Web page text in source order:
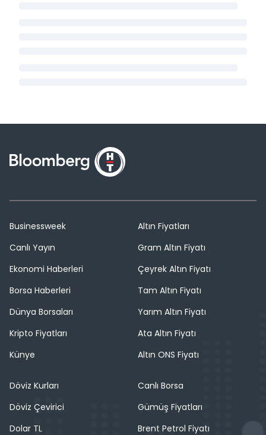
Businessweek
Canlı Yayın
Ekonomi Haberleri
Borsa Haberleri
Dünya Borsaları
Kripto Fiyatları
Künye
Altın Fiyatları
Gram Altın Fiyatı
Çeyrek Altın Fiyatı
Tam Altın Fiyatı
Yarım Altın Fiyatı
Ata Altın Fiyatı
Altın ONS Fiyatı
Döviz Kurları
Döviz Çevirici
Dolar TL
Canlı Borsa
Gümüş Fiyatları
Brent Petrol Fiyatı